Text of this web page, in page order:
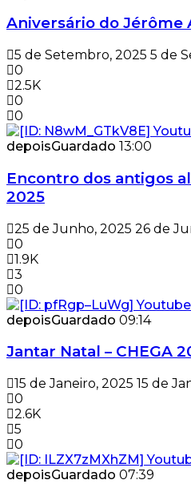
Aniversário do Jérôme
5 de Setembro, 2025 5 de
0
2.5K
0
0
depoisGuardado 13:00
Encontro dos antigos
2025
25 de Junho, 2025 26 de
0
1.9K
3
0
depoisGuardado 09:14
Jantar Natal – CHEGA
15 de Janeiro, 2025 15 de
0
2.6K
5
0
depoisGuardado 07:39